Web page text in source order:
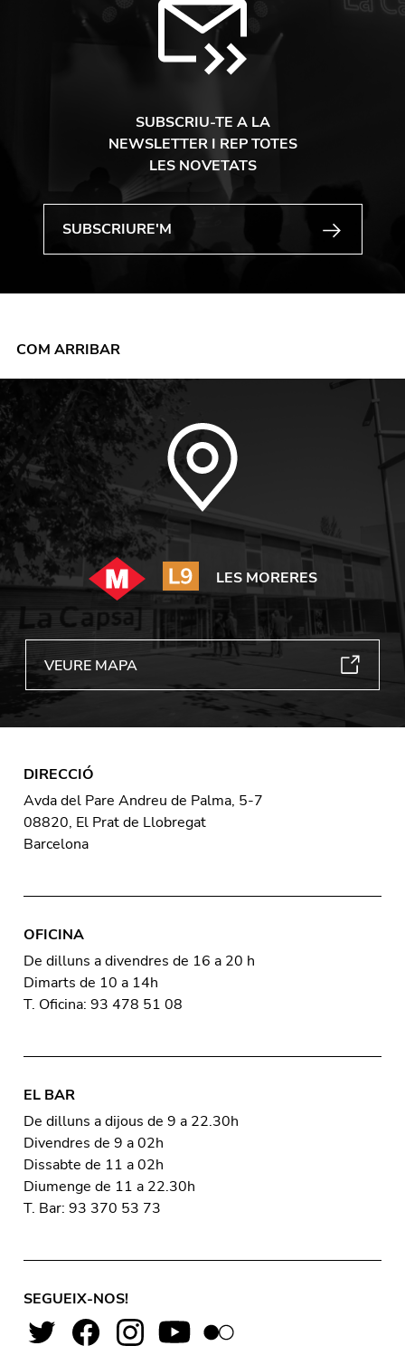
SUBSCRIU-TE A LA
NEWSLETTER I REP TOTES
LES NOVETATS
COM ARRIBAR
LES MORERES
VEURE MAPA
DIRECCIÓ
Avda del Pare Andreu de Palma, 5-7
08820, El Prat de Llobregat
Barcelona
OFICINA
De dilluns a divendres de 16 a 20 h
Dimarts de 10 a 14h
T. Oficina: 93 478 51 08
EL BAR
De dilluns a dijous de 9 a 22.30h
Divendres de 9 a 02h
Dissabte de 11 a 02h
Diumenge de 11 a 22.30h
T. Bar: 93 370 53 73
SEGUEIX-NOS!